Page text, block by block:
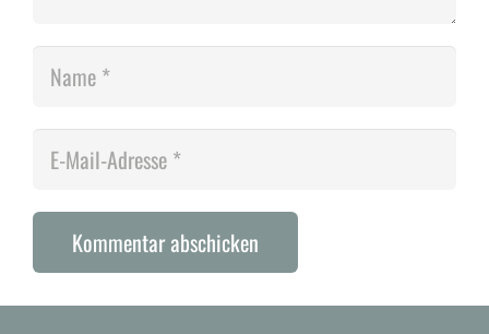
Kommentar abschicken